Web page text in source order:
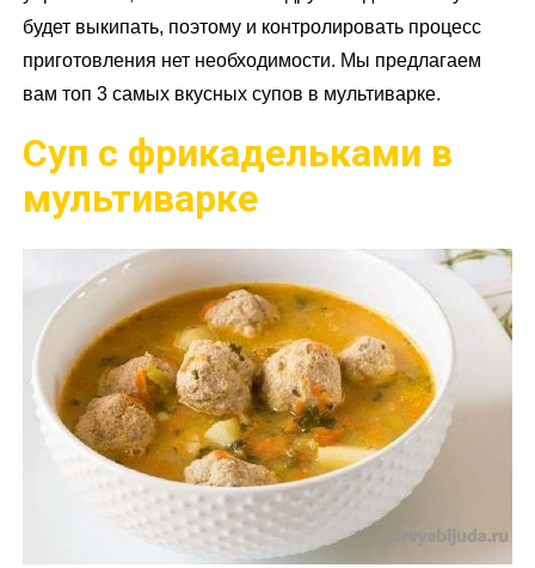
будет выкипать, поэтому и контролировать процесс
приготовления нет необходимости. Мы предлагаем
вам топ 3 самых вкусных супов в мультиварке.
Суп с фрикадельками в
мультиварке